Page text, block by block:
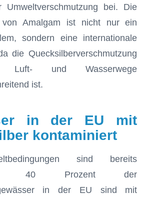
Umweltverschmutzung bei. Die
von Amalgam ist nicht nur ein
sondern eine internationale
die Quecksilberverschmutzung
und Wasserwege
ist.
in der EU mit
kontaminiert
sind bereits
40 Prozent der
in der EU sind mit